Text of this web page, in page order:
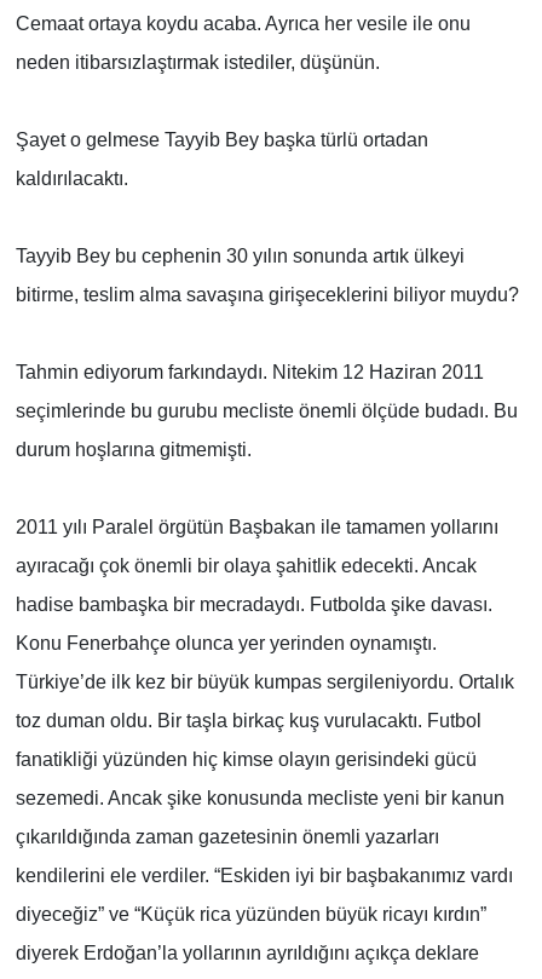
Cemaat ortaya koydu acaba. Ayrıca her vesile ile onu
neden itibarsızlaştırmak istediler, düşünün.
Şayet o gelmese Tayyib Bey başka türlü ortadan
kaldırılacaktı.
Tayyib Bey bu cephenin 30 yılın sonunda artık ülkeyi
bitirme, teslim alma savaşına girişeceklerini biliyor muydu?
Tahmin ediyorum farkındaydı. Nitekim 12 Haziran 2011
seçimlerinde bu gurubu mecliste önemli ölçüde budadı. Bu
durum hoşlarına gitmemişti.
2011 yılı Paralel örgütün Başbakan ile tamamen yollarını
ayıracağı çok önemli bir olaya şahitlik edecekti. Ancak
hadise bambaşka bir mecradaydı. Futbolda şike davası.
Konu Fenerbahçe olunca yer yerinden oynamıştı.
Türkiye’de ilk kez bir büyük kumpas sergileniyordu. Ortalık
toz duman oldu. Bir taşla birkaç kuş vurulacaktı. Futbol
fanatikliği yüzünden hiç kimse olayın gerisindeki gücü
sezemedi. Ancak şike konusunda mecliste yeni bir kanun
çıkarıldığında zaman gazetesinin önemli yazarları
kendilerini ele verdiler. “Eskiden iyi bir başbakanımız vardı
diyeceğiz” ve “Küçük rica yüzünden büyük ricayı kırdın”
diyerek Erdoğan’la yollarının ayrıldığını açıkça deklare